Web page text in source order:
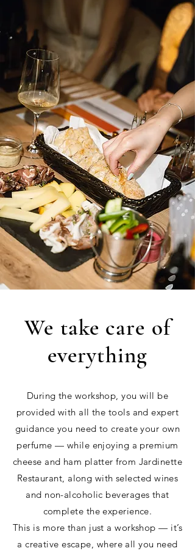
We take care of
everything
During the workshop, you will be
provided with all the tools and expert
guidance you need to create your own
perfume — while enjoying a premium
cheese and ham platter from Jardinette
Restaurant, along with selected wines
and non-alcoholic beverages that
complete the experience.
This is more than just a workshop — it’s
a creative escape, where all you need